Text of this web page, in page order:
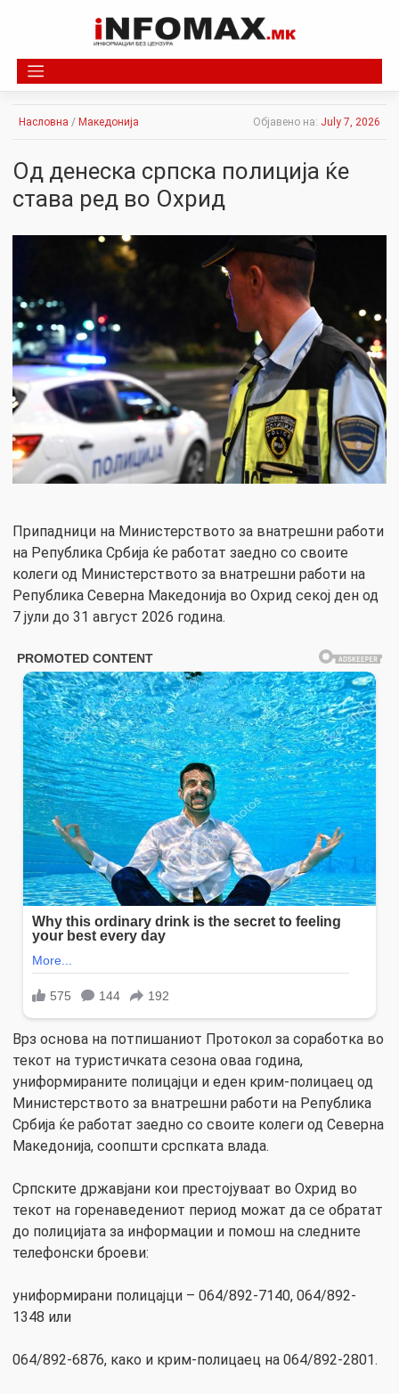
Насловна / Македонија Објавено на: July 7, 2026
Од денеска српска полиција ќе
става ред во Охрид
Припадници на Министерството за внатрешни работи
на Република Србија ќе работат заедно со своите
колеги од Министерството за внатрешни работи на
Република Северна Македонија во Охрид секој ден од
7 јули до 31 август 2026 година.
Врз основа на потпишаниот Протокол за соработка во
текот на туристичката сезона оваа година,
униформираните полицајци и еден крим-полицаец од
Министерството за внатрешни работи на Република
Србија ќе работат заедно со своите колеги од Северна
Македонија, соопшти срспката влада.
Српските државјани кои престојуваат во Охрид во
текот на горенаведениот период можат да се обратат
до полицијата за информации и помош на следните
телефонски броеви:
униформирани полицајци – 064/892-7140, 064/892-
1348 или
064/892-6876, како и крим-полицаец на 064/892-2801.